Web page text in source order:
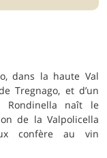
dans la haute Val
Tregnago, et d’un
Rondinella naît le
de la Valpolicella
confère au vin